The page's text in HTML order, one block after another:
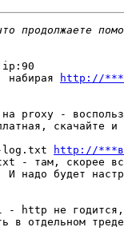
ip:90
набирая
http://
на proxy -
скачайте и
log.txt
http://
- там, скорее
И надо будет
- http не
в отдельном